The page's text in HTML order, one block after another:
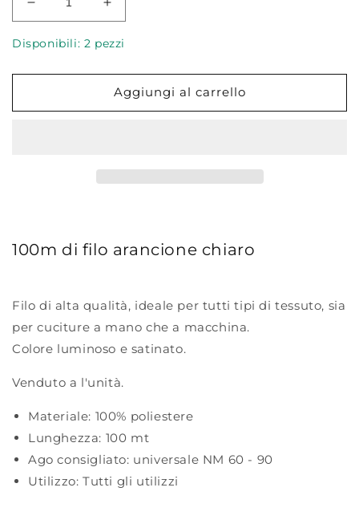
Diminuisci
quantità
per
Gütermann
300
Aumenta
quantità
per
Gütermann
Cucitutto
300
Disponibili: 2 pezzi
Aggiungi al carrello
100m di filo arancione chiaro
Filo di alta qualità, ideale per tutti tipi di tessuto, sia
per cuciture a mano che a macchina.
Colore luminoso e satinato.
Venduto a l'unità.
Materiale: 100% poliestere
Lunghezza: 100 mt
Ago consigliato: universale NM 60 - 90
Utilizzo: Tutti gli utilizzi